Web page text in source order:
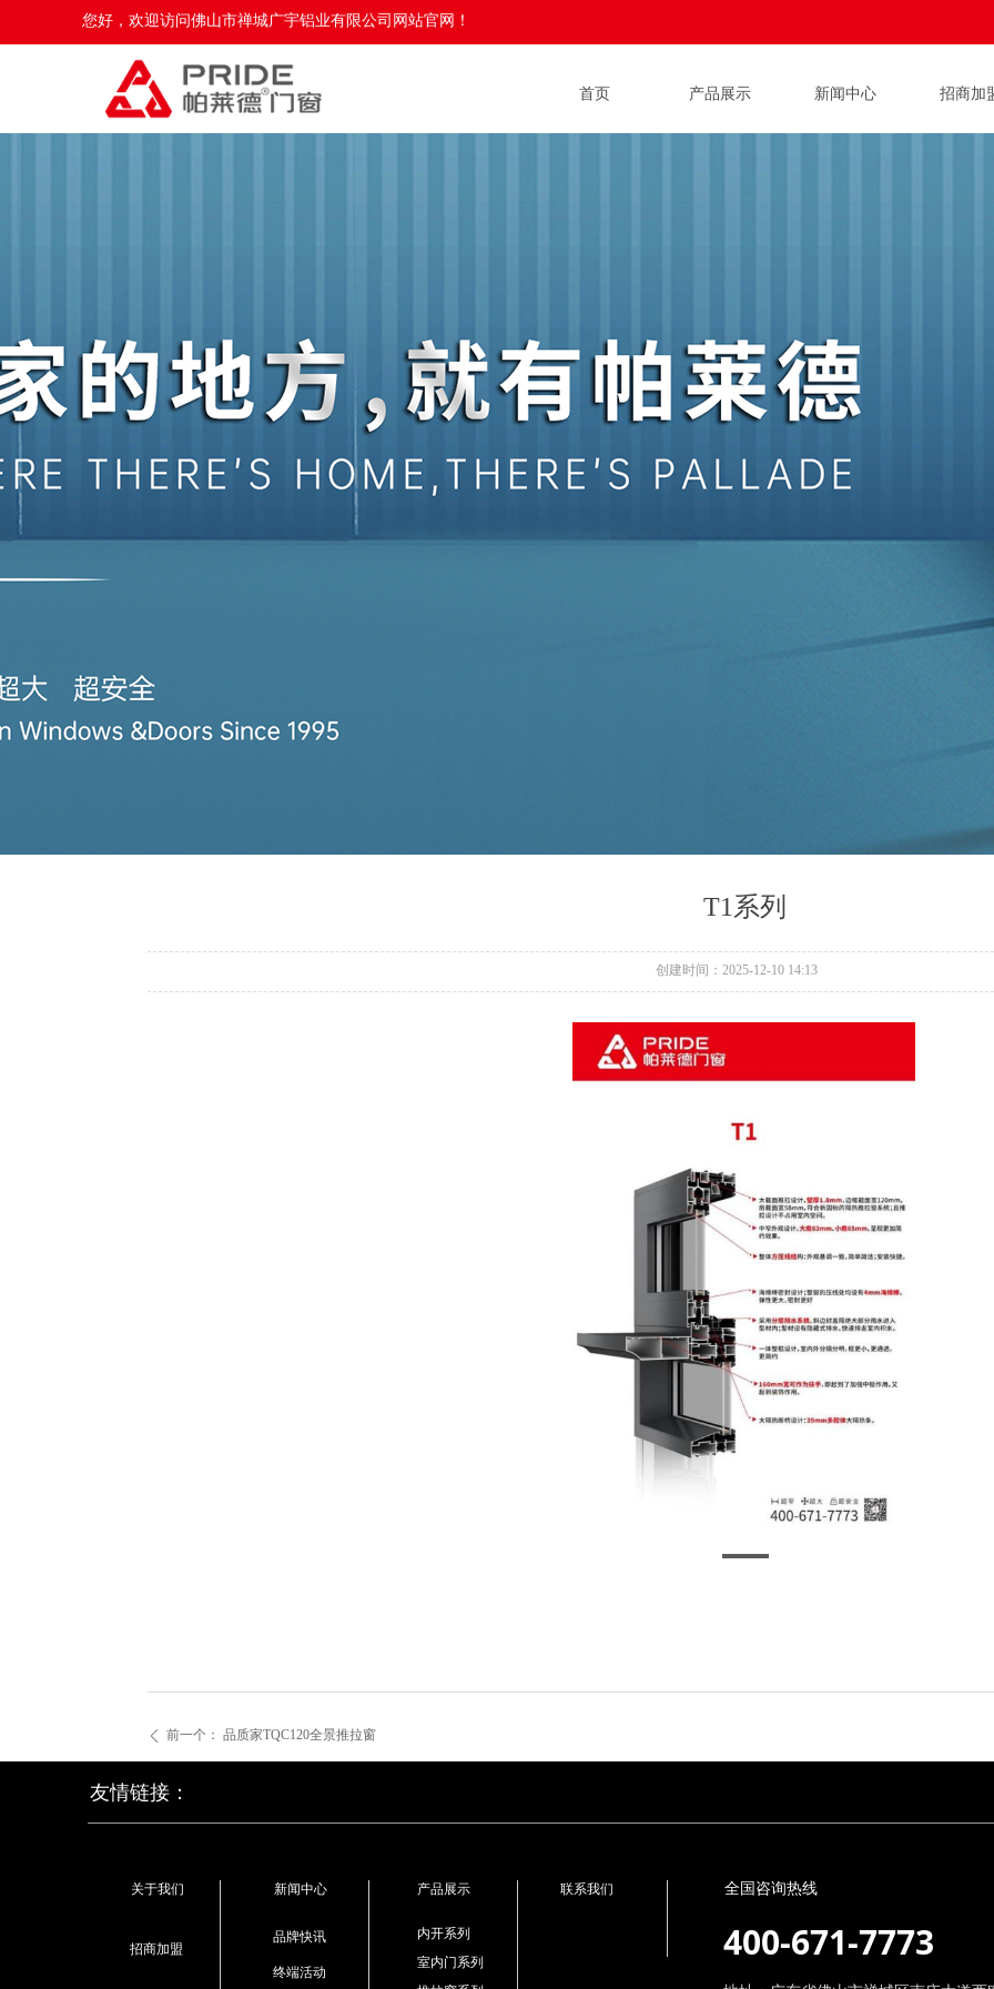
首页 产品展示 新闻中心 招商加
您好，欢迎访问佛山市禅城广宇铝业有限公司网站官网！
T1系列
创建时间： 2025-12-10 14:13
ꄴ 前一个： 品质家TQC120全景推拉窗
友情链接：
关于我们 新闻中心 产品展示 联系我们 全国咨询热线
400-671-7773
品牌快讯
终端活动
内开系列
室内门系列
招商加盟